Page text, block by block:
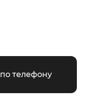
телефону